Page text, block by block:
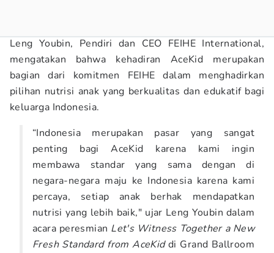
Leng Youbin, Pendiri dan CEO FEIHE International,
mengatakan bahwa kehadiran AceKid merupakan
bagian dari komitmen FEIHE dalam menghadirkan
pilihan nutrisi anak yang berkualitas dan edukatif bagi
keluarga Indonesia.
“Indonesia merupakan pasar yang sangat
penting bagi AceKid karena kami ingin
membawa standar yang sama dengan di
negara-negara maju ke Indonesia karena kami
percaya, setiap anak berhak mendapatkan
nutrisi yang lebih baik," ujar Leng Youbin dalam
acara peresmian Let's Witness Together a New
Fresh Standard from AceKiddi Grand Ballroom